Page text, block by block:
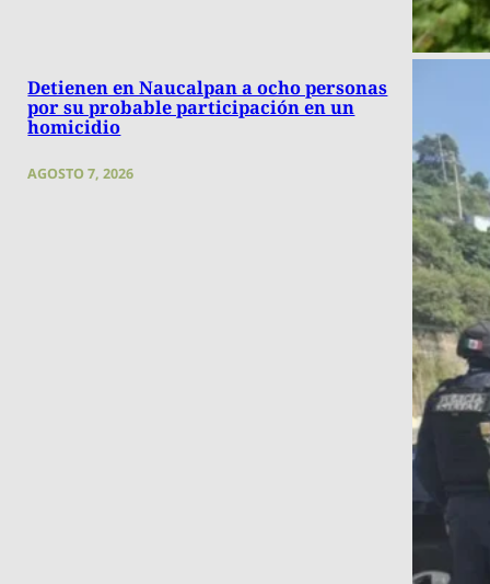
Detienen en Naucalpan a ocho personas
por su probable participación en un
homicidio
AGOSTO 7, 2026